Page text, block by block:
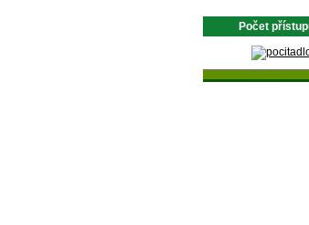
Počet